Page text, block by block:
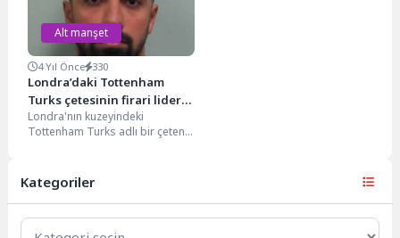
Alt manşet
4 Yıl Önce 330
Londra’daki Tottenham
Turks çetesinin firari lideri
Moldova’da yakalandı
Londra'nın kuzeyindeki
Tottenham Turks adlı bir çetenin
bulunduğu...
Kategoriler
Kategoriler